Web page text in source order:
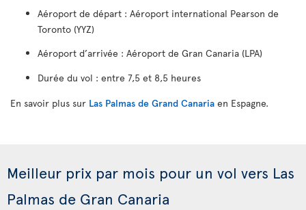
Aéroport de départ : Aéroport international Pearson de
Toronto (YYZ)
Aéroport d’arrivée : Aéroport de Gran Canaria (LPA)
Durée du vol : entre 7,5 et 8,5 heures
En savoir plus sur Las Palmas de Grand Canaria en Espagne.
Meilleur prix par mois pour un vol vers Las
Palmas de Gran Canaria